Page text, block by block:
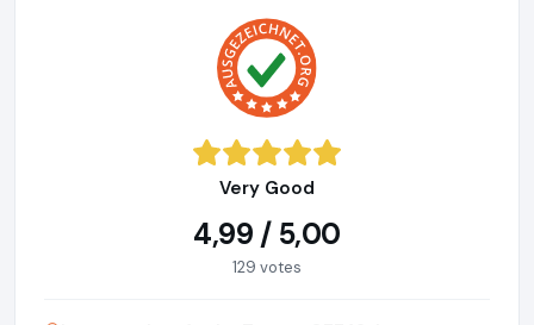
Very Good
4,99 / 5,00
129 votes